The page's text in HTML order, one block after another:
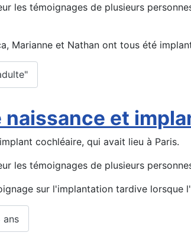
les témoignages de plusieurs
Marianne et Nathan ont tous été
et
cochléaire, qui avait lieu à Paris.
les témoignages de plusieurs
sur l'implantation tardive lorsque
ans